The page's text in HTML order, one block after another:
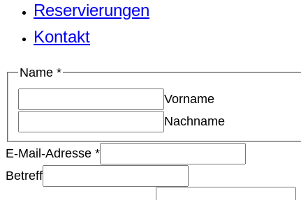
Reservierungen
Kontakt
Kommentar
Adresse
oder
Name *
Vorname
Nachname
E-Mail-Adresse *
Betreff